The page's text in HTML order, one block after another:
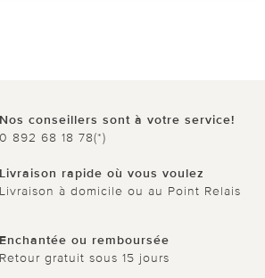
Nos conseillers sont à votre service!
0 892 68 18 78(*)
Livraison rapide où vous voulez
Livraison à domicile ou au Point Relais
Enchantée ou remboursée
Retour gratuit sous 15 jours